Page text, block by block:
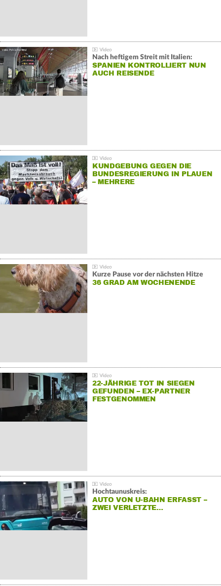
Nach heftigem Streit mit Italien:
SPANIEN KONTROLLIERT NUN
AUCH REISENDE
KUNDGEBUNG GEGEN DIE
BUNDESREGIERUNG IN PLAUEN
– MEHRERE
Kurze Pause vor der nächsten Hitze
36 GRAD AM WOCHENENDE
22-JÄHRIGE TOT IN SIEGEN
GEFUNDEN – EX-PARTNER
FESTGENOMMEN
Hochtaunuskreis:
AUTO VON U-BAHN ERFASST –
ZWEI VERLETZTE…